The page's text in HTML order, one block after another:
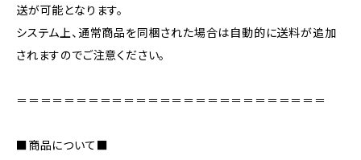
送が可能となります。
システム上、通常商品を同梱された場合は自動的に送料が追加
されますのでご注意ください。
＝＝＝＝＝＝＝＝＝＝＝＝＝＝＝＝＝＝＝＝＝＝＝＝＝＝
■商品について■